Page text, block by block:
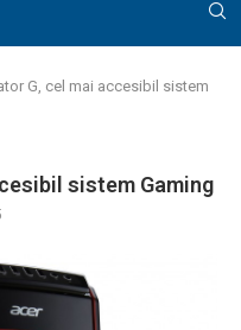
G, cel mai accesibil sistem
sistem Gaming